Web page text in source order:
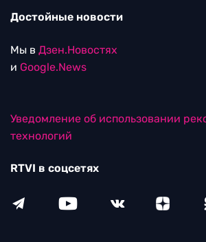
Достойные новости
Мы в Дзен.Новостях
и Google.News
Уведомление об использовании
технологий
RTVI в соцсетях